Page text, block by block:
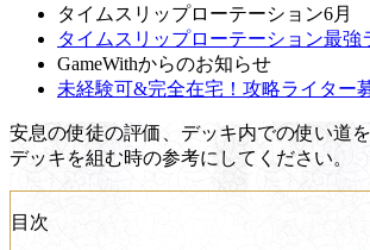
タイムスリップローテーション6月
タイムスリップローテーション最強
GameWithからのお知らせ
未経験可&完全在宅！攻略ライター
安息の使徒の評価、デッキ内での使い道
デッキを組む時の参考にしてください。
目次